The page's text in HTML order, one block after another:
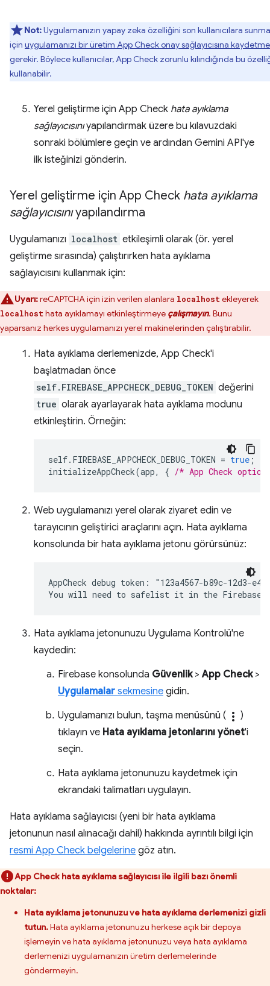
Not:Uygulamanızın yapay zeka özelliğini son kullanıcılara
için uygulamanızı bir üretim App Check onay sağlayıcısına
gerekir. Böylece kullanıcılar, App Check zorunlu kılındığında bu
kullanabilir.
Yerel geliştirme için App Check hata ayıklama
sağlayıcısınıyapılandırmak üzere bu kılavuzdaki
sonraki bölümlere geçin ve ardından Gemini API'ye
ilk isteğinizi gönderin.
Yerel geliştirme için App Check hata ayıklama
sağlayıcısınıyapılandırma
Uygulamanızı localhost etkileşimli olarak (ör. yerel
geliştirme sırasında) çalıştırırken hata ayıklama
sağlayıcısını kullanmak için:
Uyarı:reCAPTCHA için izin verilen alanlara localhost ekleyerek
localhost hata ayıklamayı etkinleştirmeye çalışmayın. Bunu
yaparsanız herkes uygulamanızı yerel makinelerinden çalıştırabilir.
Hata ayıklama derlemenizde, App Check'i
başlatmadan önce
self.FIREBASE_APPCHECK_DEBUG_TOKEN değerini
true olarak ayarlayarak hata ayıklama modunu
etkinleştirin. Örneğin:
self. FIREBASE_APPCHECK_DEBUG_TOKEN = true ;
initializeAppCheck(app, { /* App Check
Web uygulamanızı yerel olarak ziyaret edin ve
tarayıcının geliştirici araçlarını açın. Hata ayıklama
konsolunda bir hata ayıklama jetonu görürsünüz:
AppCheck debug token: "123a4567-b89c-12d3-
Hata ayıklama jetonunuzu Uygulama Kontrolü'ne
kaydedin:
Firebase konsolunda Güvenlik>App Check>
Uygulamalar sekmesine gidin.
Uygulamanızı bulun, taşma menüsünü ( more_vert )
tıklayın ve Hata ayıklama jetonlarını yönet'i
seçin.
Hata ayıklama jetonunuzu kaydetmek için
ekrandaki talimatları uygulayın.
Hata ayıklama sağlayıcısı (yeni bir hata ayıklama
jetonunun nasıl alınacağı dahil) hakkında ayrıntılı bilgi için
resmi App Check belgelerine göz atın.
App Check hata ayıklama sağlayıcısı ile ilgili bazı önemli
noktalar:
Hata ayıklama jetonunuzu ve hata ayıklama derlemenizi gizli
tutun.Hata ayıklama jetonunuzu herkese açık bir depoya
işlemeyin ve hata ayıklama jetonunuzu veya hata ayıklama
derlemenizi uygulamanızın üretim derlemelerinde
göndermeyin.